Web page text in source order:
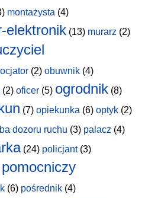
montażysta (4)
elektronik (13) murarz (2)
(2) obuwnik (4)
(2) oficer (5) ogrodnik (8)
(7) opiekunka (6) optyk (2)
dozoru ruchu (3) palacz (4)
(24) policjant(3)
pomocniczy
(6) pośrednik (4)